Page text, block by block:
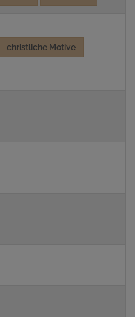
christliche Motive